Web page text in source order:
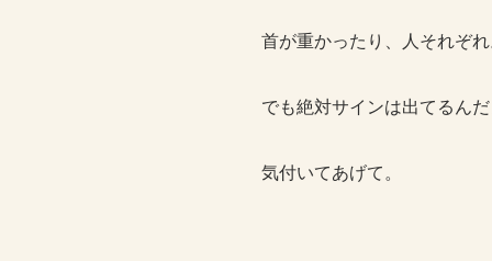
首が重かったり、人それぞ
でも絶対サインは出てるん
気付いてあげて。